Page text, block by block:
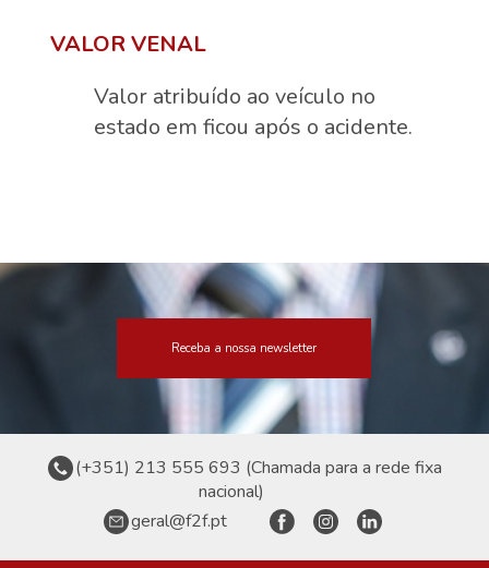
VALOR VENAL
Valor atribuído ao veículo no
estado em ficou após o acidente.
Receba a nossa newsletter
(+351) 213 555 693 (Chamada para a rede fixa
nacional)
geral@f2f.pt